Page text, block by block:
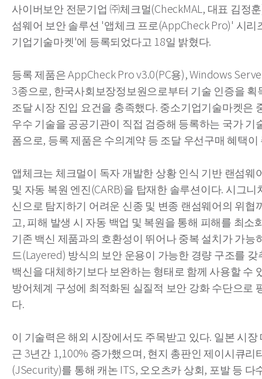
사이버보안 전문기업 ㈜체크멀(CheckMAL, 대표 김정
섬웨어 보안 솔루션 '앱체크 프로(AppCheck Pro)' 시리
기업기술마켓'에 등록되었다고 18일 밝혔다.
등록 제품은 AppCheck Pro v3.0(PC용), Windows
3종으로, 한국사회보장정보원으로부터 기술 인증을 획
조달 시장 진입 요건을 충족했다. 중소기업기술마켓은
우수 기술을 공공기관이 직접 검증해 등록하는 국가 기
폼으로, 등록 제품은 수의계약 등 조달 우선구매 혜택이
앱체크는 체크멀이 독자 개발한 상황 인식 기반 랜섬웨
및 자동 복원 엔진(CARB)을 탑재한 솔루션이다. 시그니
신으로 탐지하기 어려운 신종 및 변종 랜섬웨어의 위협
고, 피해 발생 시 자동 백업 및 복원을 통해 피해를 최소
기존 백신 제품과의 호환성이 뛰어나 중복 설치가 가능
드(Layered) 방식의 보안 운용이 가능한 경량 구조를 갖
백신을 대체하기보다 보완하는 형태로 함께 사용할 수
방어체계 구성에 최적화된 실질적 보안 강화 수단으로
다.
이 기술력은 해외 시장에서도 주목받고 있다. 일본 시장
근 3년간 1,100% 증가했으며, 현지 총판인 제이시큐리
(JSecurity)를 통해 캐논 ITS, 오오츠카 상회, 포발 등 다